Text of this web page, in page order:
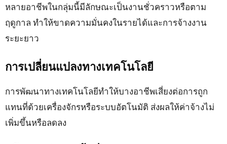
หลายอาชีพในกลุ่มนี้มีลักษณะเป็นงานชั่วคราวหรือตาม
ฤดูกาล ทำให้ขาดความมั่นคงในรายได้และการจ้างงาน
ระยะยาว
การเปลี่ยนแปลงทางเทคโนโลยี
การพัฒนาทางเทคโนโลยีทำให้บางอาชีพเสี่ยงต่อการถูก
แทนที่ด้วยเครื่องจักรหรือระบบอัตโนมัติ ส่งผลให้ค่าจ้างไม่
เพิ่มขึ้นหรือลดลง